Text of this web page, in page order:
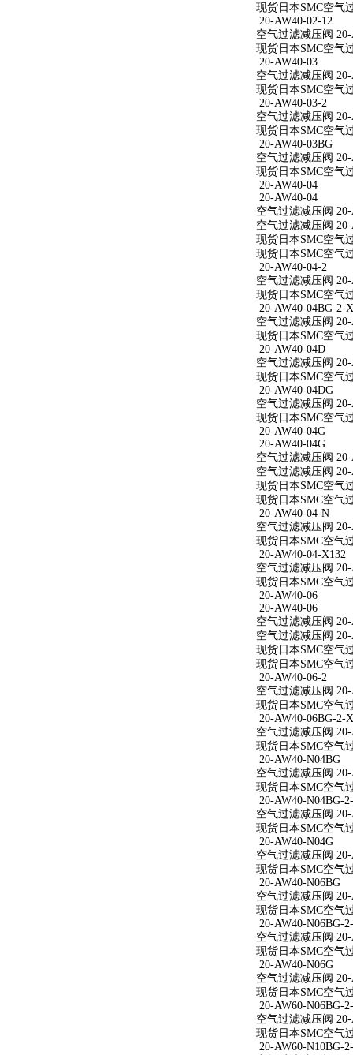
现货日本SMC空气
20-AW40-02-12
空气过滤减压阀 20-
现货日本SMC空气
20-AW40-03
空气过滤减压阀 20-
现货日本SMC空气
20-AW40-03-2
空气过滤减压阀
现货日本SMC空气
20-AW40-03BG
空气过滤减压阀 20-
现货日本SMC空气
20-AW40-04
20-AW40-04
空气过滤减压阀 20-
空气过滤减压阀 20-
现货日本SMC空气
现货日本SMC空气
20-AW40-04-2
空气过滤减压阀
现货日本SMC空气
20-AW40-04BG-2-
空气过滤减压阀
现货日本SMC空气
20-AW40-04D
空气过滤减压阀
现货日本SMC空气
20-AW40-04DG
空气过滤减压阀
现货日本SMC空气
20-AW40-04G
20-AW40-04G
空气过滤减压阀 20-
空气过滤减压阀 20-
现货日本SMC空气
现货日本SMC空气
20-AW40-04-N
空气过滤减压阀
现货日本SMC空气
20-AW40-04-X132
空气过滤减压阀
现货日本SMC空气
20-AW40-06
20-AW40-06
空气过滤减压阀 20-
空气过滤减压阀 20-
现货日本SMC空气
现货日本SMC空气
20-AW40-06-2
空气过滤减压阀
现货日本SMC空气
20-AW40-06BG-2-
空气过滤减压阀
现货日本SMC空气
20-AW40-N04BG
空气过滤减压阀
现货日本SMC空气
20-AW40-N04BG-
空气过滤减压阀
现货日本SMC空气
20-AW40-N04G
空气过滤减压阀
现货日本SMC空气
20-AW40-N06BG
空气过滤减压阀
现货日本SMC空气
20-AW40-N06BG-
空气过滤减压阀
现货日本SMC空气
20-AW40-N06G
空气过滤减压阀
现货日本SMC空气
20-AW60-N06BG-
空气过滤减压阀
现货日本SMC空气
20-AW60-N10BG-